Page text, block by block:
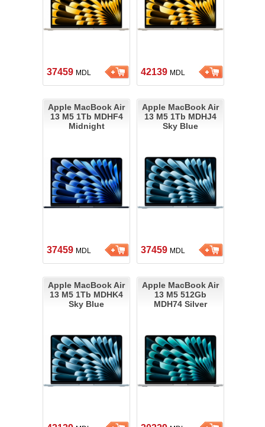
37459 MDL 42139 MDL
Apple MacBook Air
13 M5 1Tb MDHF4
Midnight
37459 MDL
Apple MacBook Air
13 M5 1Tb MDHJ4
Sky Blue
37459 MDL
Apple MacBook Air
13 M5 1Tb MDHK4
Sky Blue
Apple MacBook Air
13 M5 512Gb
MDH74 Silver